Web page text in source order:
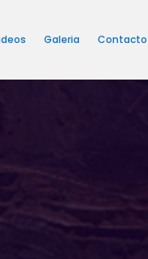
Galeria Contacto